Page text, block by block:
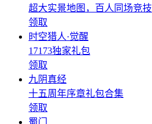
超大实景地图，百人同场竞技
领取
时空猎人·觉醒
17173独家礼包
领取
九阴真经
十五周年序章礼包合集
领取